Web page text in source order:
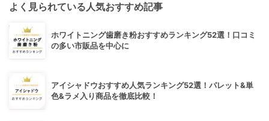
よく見られている人気おすすめ記事
ホワイトニング歯磨き粉おすすめランキング52選！口コミ
の多い市販品を中心に
アイシャドウおすすめ人気ランキング52選！パレット&単
色&ラメ入り商品を徹底比較！